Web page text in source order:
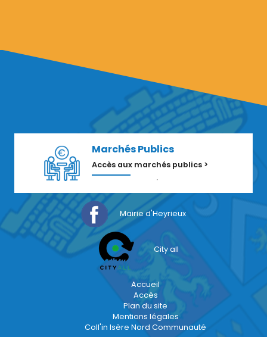
Marchés Publics
Accès aux marchés publics >
Mairie d'Heyrieux
City all
Accueil
Accès
Plan du site
Mentions légales
Coll'in Isère Nord Communauté